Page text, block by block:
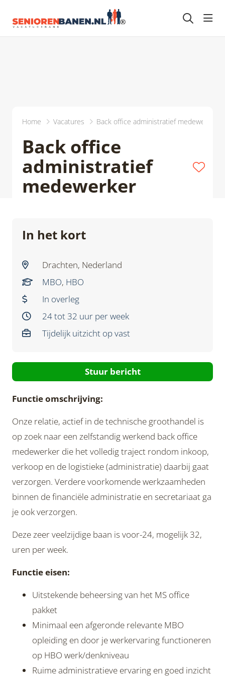
Home Vacatures Back office administratief medewerker
Back office
administratief
medewerker
In het kort
Drachten, Nederland
MBO, HBO
In overleg
24 tot 32 uur per week
Tijdelijk uitzicht op vast
Stuur bericht
Functie omschrijving:
Onze relatie, actief in de technische groothandel is
op zoek naar een zelfstandig werkend back office
medewerker die het volledig traject rondom inkoop,
verkoop en de logistieke (administratie) daarbij gaat
verzorgen. Verdere voorkomende werkzaamheden
binnen de financiële administratie en secretariaat ga
je ook verzorgen.
Deze zeer veelzijdige baan is voor-24, mogelijk 32,
uren per week.
Functie eisen:
Uitstekende beheersing van het MS office
pakket
Minimaal een afgeronde relevante MBO
opleiding en door je werkervaring functioneren
op HBO werk/denkniveau
Ruime administratieve ervaring en goed inzicht